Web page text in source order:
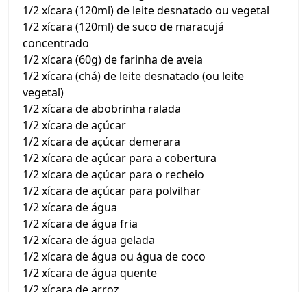
1/2 xícara (120ml) de leite desnatado ou vegetal
1/2 xícara (120ml) de suco de maracujá
concentrado
1/2 xícara (60g) de farinha de aveia
1/2 xícara (chá) de leite desnatado (ou leite
vegetal)
1/2 xícara de abobrinha ralada
1/2 xícara de açúcar
1/2 xícara de açúcar demerara
1/2 xícara de açúcar para a cobertura
1/2 xícara de açúcar para o recheio
1/2 xícara de açúcar para polvilhar
1/2 xícara de água
1/2 xícara de água fria
1/2 xícara de água gelada
1/2 xícara de água ou água de coco
1/2 xícara de água quente